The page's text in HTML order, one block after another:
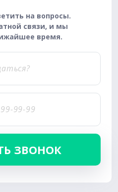
на вопросы.
связи, и мы
время.